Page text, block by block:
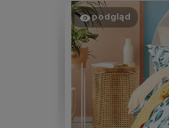
podgląd